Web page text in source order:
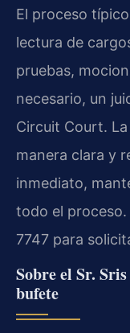
El proceso
lectura de
pruebas,
necesario, un
Circuit Court.
manera clara y
inmediato,
todo el
7747 para
Sobre el Sr.
bufete